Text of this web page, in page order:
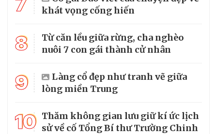
khát vọng cống hiến
8
Từ căn lều giữa rừng, cha nghèo
nuôi 7 con gái thành cử nhân
9
Làng cổ đẹp như tranh vẽ giữa
lòng miền Trung
10 Thăm không gian lưu giữ kí ức lịch
sử về cố Tổng Bí thư Trường Chinh